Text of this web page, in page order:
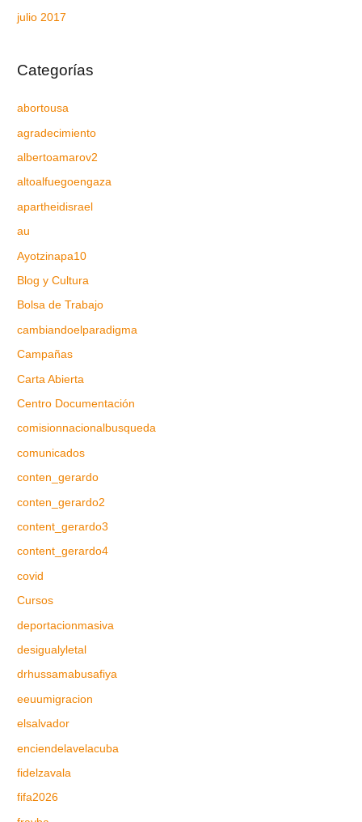
julio 2017
Categorías
abortousa
agradecimiento
albertoamarov2
altoalfuegoengaza
apartheidisrael
au
Ayotzinapa10
Blog y Cultura
Bolsa de Trabajo
cambiandoelparadigma
Campañas
Carta Abierta
Centro Documentación
comisionnacionalbusqueda
comunicados
conten_gerardo
conten_gerardo2
content_gerardo3
content_gerardo4
covid
Cursos
deportacionmasiva
desigualyletal
drhussamabusafiya
eeuumigracion
elsalvador
enciendelavelacuba
fidelzavala
fifa2026